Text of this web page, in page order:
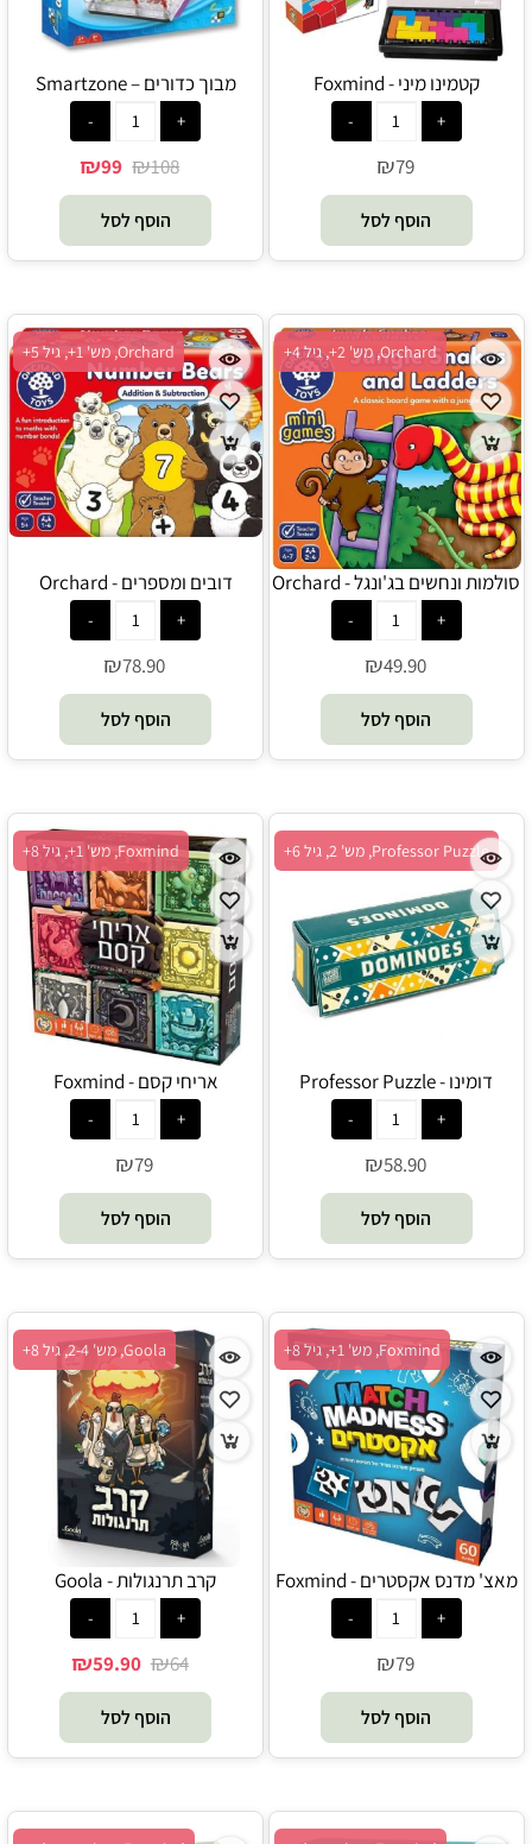
קטמינו מיני - Foxmind
₪79
הוסף לסל
מבוך כדורים – Smartzone
₪108
₪99
הוסף לסל
Orchard, מש' 2+, גיל 4+
סולמות ונחשים בג'ונגל - Orchard
₪49.90
הוסף לסל
Orchard, מש' 1+, גיל 5+
דובים ומספרים - Orchard
₪78.90
הוסף לסל
Professor Puzzle, מש' 2, גיל 6+
דומינו - Professor Puzzle
₪58.90
הוסף לסל
Foxmind, מש' 1+, גיל 8+
אריחי קסם - Foxmind
₪79
הוסף לסל
Foxmind, מש' 1+, גיל 8+
מאצ' מדנס אקסטרים - Foxmind
₪79
הוסף לסל
Goola, מש' 2-4, גיל 8+
קרב תרנגולות - Goola
₪64
₪59.90
הוסף לסל